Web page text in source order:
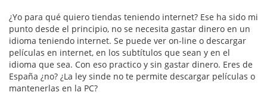
¿Yo para qué quiero tiendas teniendo internet? Ese ha sido mi
punto desde el principio, no se necesita gastar dinero en un
idioma teniendo internet. Se puede ver on-line o descargar
películas en internet, en los subtítulos que sean y en el
idioma que sea. Con eso practico y sin gastar dinero. Eres de
España ¿no? ¿La ley sinde no te permite descargar películas o
mantenerlas en la PC?